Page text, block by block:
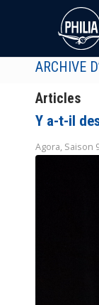
ARCHIVE
Articles
Y a-t-il
Agora, Saison